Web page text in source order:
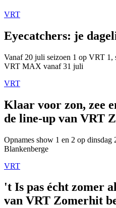
VRT
Eyecatchers: je
Vanaf 20 juli seizoen 1 op VRT 1,
VRT MAX vanaf 31 juli
VRT
Klaar voor zon, zee
de line-up van VRT
Opnames show 1 en 2 op
Blankenberge
VRT
't Is pas écht zomer
van VRT Zomerhit